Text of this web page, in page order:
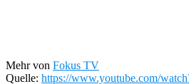
Mehr von Fokus TV
Quelle: https://www.youtube.com/